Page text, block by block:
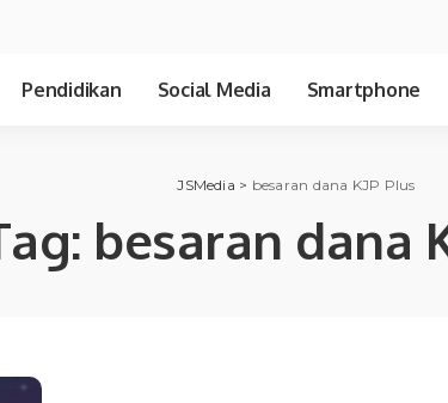
Pendidikan Social Media Smartphone
JSMedia > besaran dana KJP Plus
besaran dana